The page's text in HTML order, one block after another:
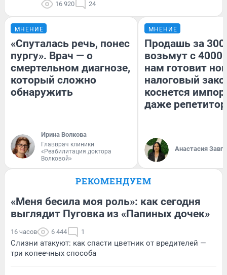
16 920 24
МНЕНИЕ
«Спуталась речь, понес
пургу». Врач — о
смертельном диагнозе,
который сложно
обнаружить
Ирина Волкова
Главврач клиники
«Реабилитация доктора
Волковой»
МНЕНИЕ
Продашь за
возьмут с
нам готовит
налоговый
коснется
даже
Анастасия
РЕКОМЕНДУЕМ
«Меня бесила моя роль»: как сегодня
выглядит Пуговка из «Папиных дочек»
16 часов 6 444 1
Слизни атакуют: как спасти цветник от вредителей —
три копеечных способа